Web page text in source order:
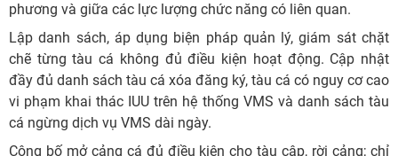
phương và giữa các lực lượng chức năng có liên quan.
Lập danh sách, áp dụng biện pháp quản lý, giám sát chặt
chẽ từng tàu cá không đủ điều kiện hoạt động. Cập nhật
đầy đủ danh sách tàu cá xóa đăng ký, tàu cá có nguy cơ cao
vi phạm khai thác IUU trên hệ thống VMS và danh sách tàu
cá ngừng dịch vụ VMS dài ngày.
Công bố mở cảng cá đủ điều kiện cho tàu cập, rời cảng; chỉ